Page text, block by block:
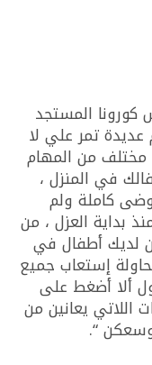
كورونا المستجد
عديدة تمر علي لا
من المهام
في المنزل ،
كاملة ولم
بداية العزل ، من
لديك أطفال في
إستعاب جميع
ألا أضغط على
يعانين من
“.